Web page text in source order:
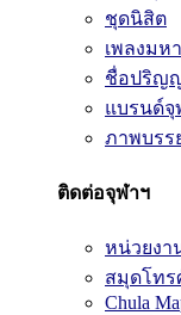
ชุดนิสิต
เพลงมห
ชื่อปริญ
แบรนด์จุ
ภาพบรร
ติดต่อจุฬาฯ
หน่วยงา
สมุดโท
Chula